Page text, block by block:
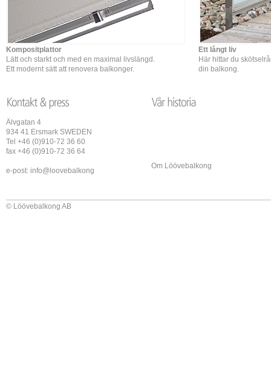
Kompositplattor
Lätt och starkt och med en maximal livslängd.
Ett modernt sätt att renovera balkonger.
Ett långt liv
Här hittar du
din balkong.
Älvgatan 4
934 41 Ersmark SWEDEN
Tel +46 (0)910-72 36 60
fax +46 (0)910-72 36 64
e-post: info@loovebalkong
Om Löövebalkong
© Löövebalkong AB